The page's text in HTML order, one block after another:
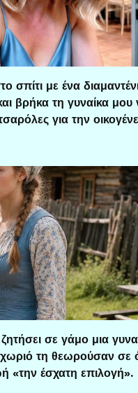
σπίτι με ένα
βρήκα τη γυναίκα μου
για την
σε γάμο μια
τη θεωρούσαν σε
«την έσχατη επιλογή».